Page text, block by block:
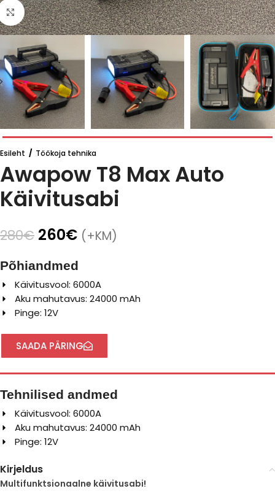
Click to enlarge
Esileht / Töökoja tehnika
Awapow T8 Max Auto
Käivitusabi
280€ 260€ (+KM)
Põhiandmed
Käivitusvool: 6000A
Aku mahutavus: 24000 mAh
Pinge: 12V
SAADA PÄRING
Tehnilised andmed
Käivitusvool: 6000A
Aku mahutavus: 24000 mAh
Pinge: 12V
Kirjeldus
Multifunktsionaalne käivitusabi!